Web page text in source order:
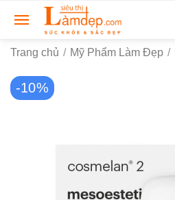
Trang chủ / Mỹ Phẩm Làm Đẹp /
-10%